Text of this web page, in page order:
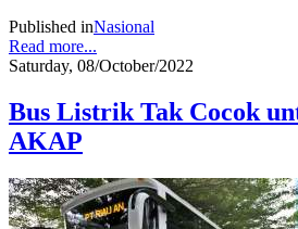
Published inNasional
Read more...
Saturday, 08/October/2022
Bus Listrik Tak Cocok
AKAP